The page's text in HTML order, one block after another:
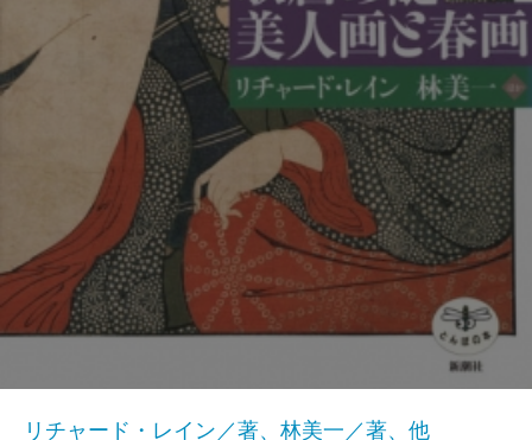
リチャード・レイン／著、林美一／著、他